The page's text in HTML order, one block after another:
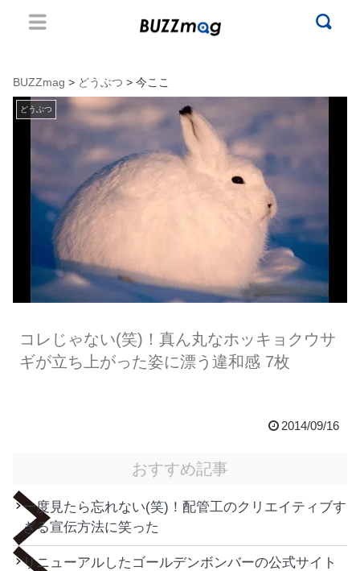
BUZZmag > どうぶつ > 今ここ
どうぶつ
コレじゃない(笑)！真ん丸なホッキョクウサ
ギが立ち上がった姿に漂う違和感 7枚
2014/09/16
おすすめ記事
一度見たら忘れない(笑)！配管工のクリエイティブす
ぎる宣伝方法に笑った
リニューアルしたゴールデンボンバーの公式サイト